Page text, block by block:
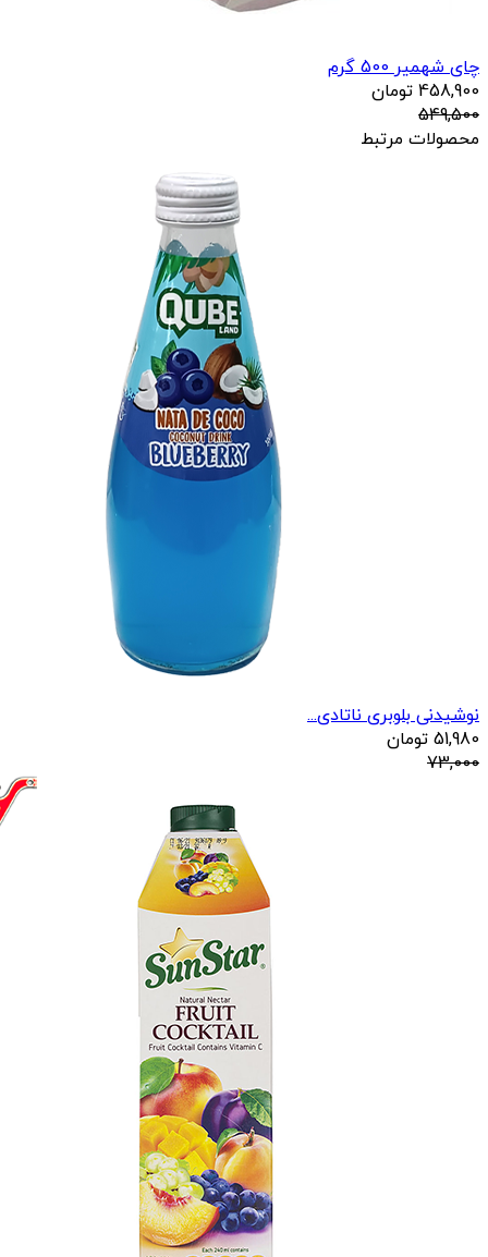
چای شهمیر 500 گرم
458,900 تومان
549,500
محصولات مرتبط
نوشیدنی بلوبری ناتادی...
51,980 تومان
73,000